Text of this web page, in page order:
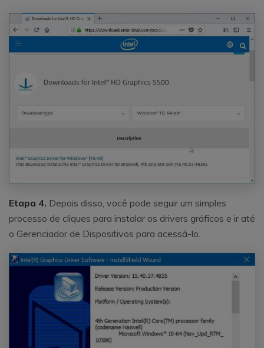
Etapa 4. Depois disso, você pode seguir um simples
processo de cliques para instalar os drivers gráficos e ir até
o Gerenciador de Dispositivos para acessá-lo.